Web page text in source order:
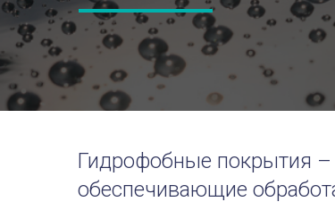
Гидрофобные покрытия
обеспечивающие